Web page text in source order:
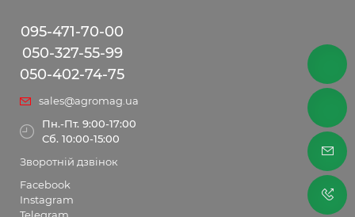
095-471-70-00
050-327-55-99
050-402-74-75
sales@agromag.ua
Пн.-Пт. 9:00-17:00
Сб. 10:00-15:00
Зворотній дзвінок
Facebook
Instagram